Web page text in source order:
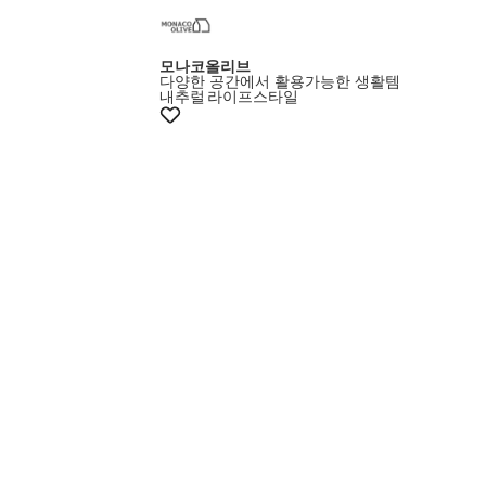
모나코올리브
다양한 공간에서 활용가능한 생활템
내추럴 라이프스타일